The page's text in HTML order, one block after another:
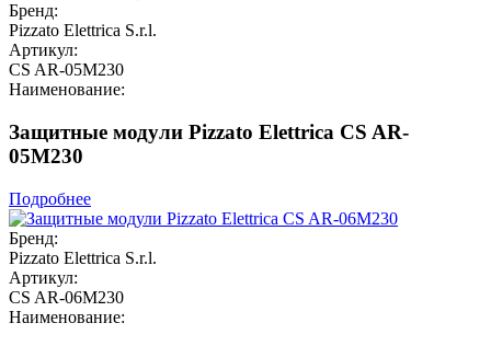
Бренд:
Pizzato Elettrica S.r.l.
Артикул:
CS AR-05M230
Наименование:
Защитные модули Pizzato Elettrica CS AR-
05M230
Подробнее
Бренд:
Pizzato Elettrica S.r.l.
Артикул:
CS AR-06M230
Наименование: